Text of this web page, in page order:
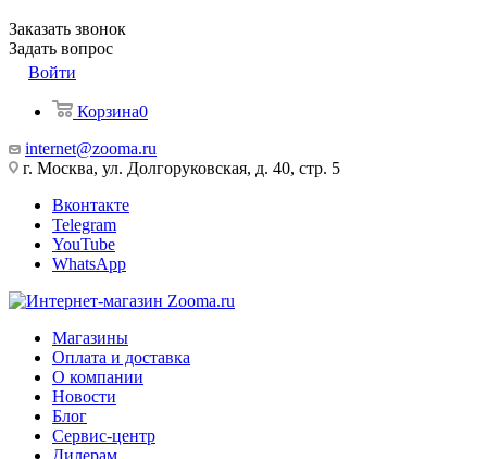
Заказать звонок
Задать вопрос
Войти
Корзина0
internet@zooma.ru
г. Москва, ул. Долгоруковская, д. 40, стр. 5
Вконтакте
Telegram
YouTube
WhatsApp
Магазины
Оплата и доставка
О компании
Новости
Блог
Сервис-центр
Дилерам